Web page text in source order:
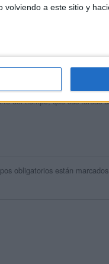
a este sitio y
personal de dos profesores
de los contenidos que
del tiempo, que sus tareas
obligatorios están